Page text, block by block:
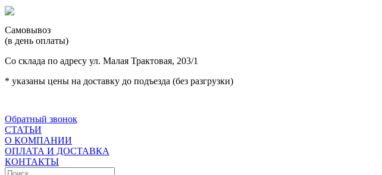
Самовывоз
(в день оплаты)
Со склада по адресу ул. Малая Трактовая, 203/1
* указаны цены на доставку до подъезда (без разгрузки)
Обратный звонок
СТАТЬИ
О КОМПАНИИ
ОПЛАТА И ДОСТАВКА
КОНТАКТЫ